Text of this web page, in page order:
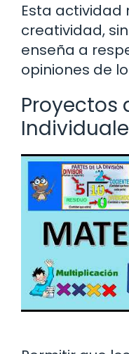
Esta actividad
creatividad,
enseña a
opiniones de
Proyectos